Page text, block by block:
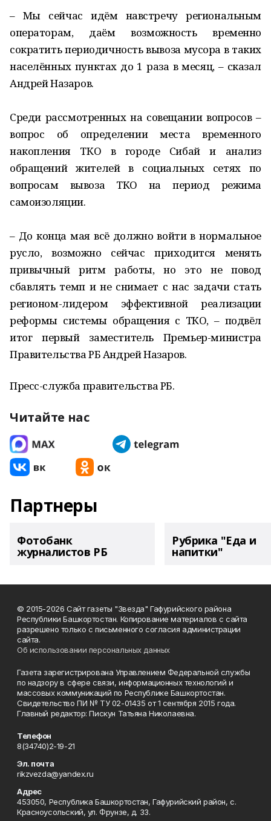
– Мы сейчас идём навстречу региональным
операторам, даём возможность временно
сократить периодичность вывоза мусора в таких
населённых пунктах до 1 раза в месяц, – сказал
Андрей Назаров.
Среди рассмотренных на совещании вопросов –
вопрос об определении места временного
накопления ТКО в городе Сибай и анализ
обращений жителей в социальных сетях по
вопросам вывоза ТКО на период режима
самоизоляции.
– До конца мая всё должно войти в нормальное
русло, возможно сейчас приходится менять
привычный ритм работы, но это не повод
сбавлять темп и не снимает с нас задачи стать
регионом-лидером эффективной реализации
реформы системы обращения с ТКО, – подвёл
итог первый заместитель Премьер-министра
Правительства РБ Андрей Назаров.
Пресс-служба правительства РБ.
Читайте нас
Партнеры
Фотобанк
журналистов РБ
Рубрика "Еда и
напитки"
© 2015-2026 Сайт газеты "Звезда" Гафурийского района
Республики Башкортостан. Копирование материалов с сайта
разрешено только с письменного согласия администрации
сайта.
Об использовании персональных данных
Газета зарегистрирована Управлением Федеральной службы
по надзору в сфере связи, информационных технологий и
массовых коммуникаций по Республике Башкортостан.
Свидетельство ПИ № ТУ 02-01435 от 1 сентября 2015 года.
Главный редактор: Пискун Татьяна Николаевна.
Телефон
8(34740)2-19-21
Эл. почта
rikzvezda@yandex.ru
Адрес
453050, Республика Башкортостан, Гафурийский район, с.
Красноусольский, ул. Фрунзе, д. 33.